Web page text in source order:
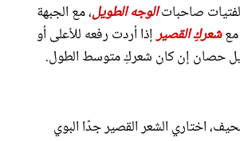
صاحباتالوجه الطويل، مع الجبهة
معشعركِ القصيرإذا أردت رفعه للأعلى أو
حصان إن كان شعركِ متوسط الطول.
اختاري الشعر القصير جدًا البوي